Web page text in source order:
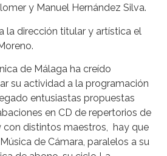
y Manuel Hernández Silva.
la dirección titular y artística el
de Málaga ha creído
su actividad a la programación
entusiastas propuestas
en CD de repertorios de
con distintos maestros, hay que
de Cámara, paralelos a su